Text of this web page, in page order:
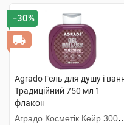
−30%
Agrado Гель для душу і
Традиційний 750 мл 1
флакон
Аградо Косметік Кейр 3000